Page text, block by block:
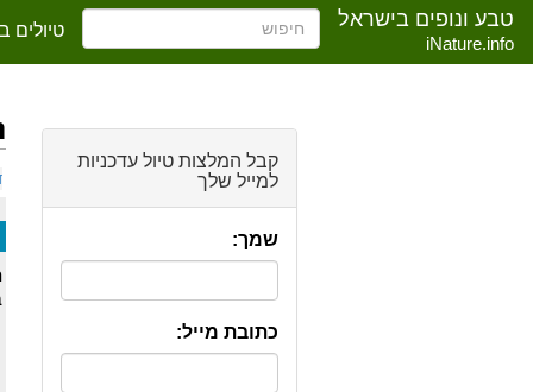
טבע ונופים בישראל
iNature.info
טיולים
קבל המלצות טיול עדכניות
למייל שלך
שמך:
כתובת מייל: